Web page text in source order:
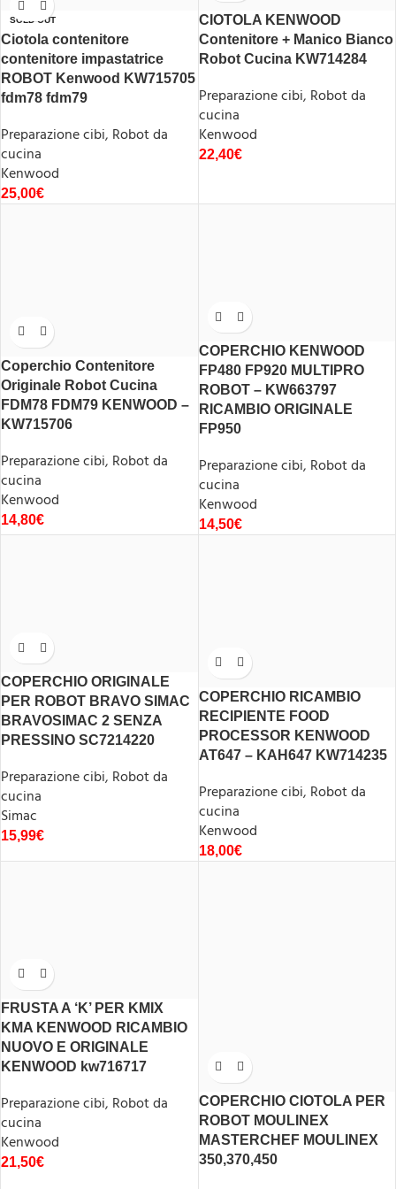
SOLD OUT
Ciotola contenitore
contenitore impastatrice
ROBOT Kenwood KW715705
fdm78 fdm79
Preparazione cibi, Robot da
cucina
Kenwood
25,00€
CIOTOLA KENWOOD
Contenitore + Manico Bianco
Robot Cucina KW714284
Preparazione cibi, Robot da
cucina
Kenwood
22,40€
Coperchio Contenitore
Originale Robot Cucina
FDM78 FDM79 KENWOOD –
KW715706
Preparazione cibi, Robot da
cucina
Kenwood
14,80€
COPERCHIO KENWOOD
FP480 FP920 MULTIPRO
ROBOT – KW663797
RICAMBIO ORIGINALE
FP950
Preparazione cibi, Robot da
cucina
Kenwood
14,50€
COPERCHIO ORIGINALE
PER ROBOT BRAVO SIMAC
BRAVOSIMAC 2 SENZA
PRESSINO SC7214220
Preparazione cibi, Robot da
cucina
Simac
15,99€
COPERCHIO RICAMBIO
RECIPIENTE FOOD
PROCESSOR KENWOOD
AT647 – KAH647 KW714235
Preparazione cibi, Robot da
cucina
Kenwood
18,00€
FRUSTA A ‘K’ PER KMIX
KMA KENWOOD RICAMBIO
NUOVO E ORIGINALE
KENWOOD kw716717
Preparazione cibi, Robot da
cucina
Kenwood
21,50€
COPERCHIO CIOTOLA PER
ROBOT MOULINEX
MASTERCHEF MOULINEX
350,370,450